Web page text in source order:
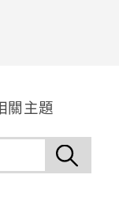
關主題